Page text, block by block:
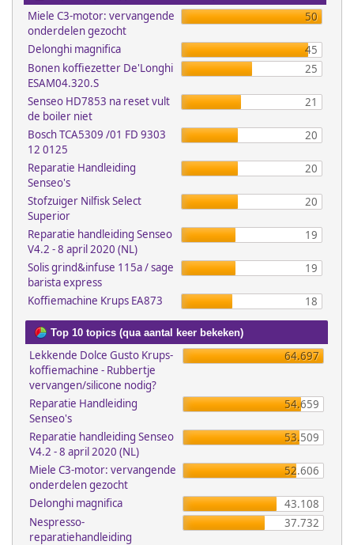
Miele C3-motor: vervangende
onderdelen gezocht
50
Delonghi magnifica
45
Bonen koffiezetter De'Longhi
ESAM04.320.S
25
Senseo HD7853 na reset vult
de boiler niet
21
Bosch TCA5309 /01 FD 9303
12 0125
20
Reparatie Handleiding
Senseo's
20
Stofzuiger Nilfisk Select
Superior
20
Reparatie handleiding Senseo
V4.2 - 8 april 2020 (NL)
19
Solis grind&infuse 115a / sage
barista express
19
Koffiemachine Krups EA873 18
Top 10 topics (qua aantal keer bekeken)
Lekkende Dolce Gusto Krups-
koffiemachine - Rubbertje
vervangen/silicone nodig?
64.697
Reparatie Handleiding
Senseo's
54.659
Reparatie handleiding Senseo
V4.2 - 8 april 2020 (NL)
53.509
Miele C3-motor: vervangende
onderdelen gezocht
52.606
Delonghi magnifica
43.108
Nespresso-
reparatiehandleiding
37.732